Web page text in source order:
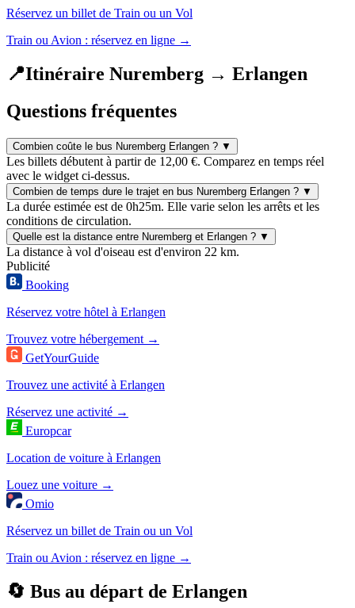
Réservez un billet de Train ou un Vol
Train ou Avion : réservez en ligne →
📍Itinéraire Nuremberg → Erlangen
Questions fréquentes
Combien coûte le bus Nuremberg Erlangen ? ▼
Les billets débutent à partir de 12,00 €. Comparez en temps réel
avec le widget ci-dessus.
Combien de temps dure le trajet en bus Nuremberg Erlangen ? ▼
La durée estimée est de 0h25m. Elle varie selon les arrêts et les
conditions de circulation.
Quelle est la distance entre Nuremberg et Erlangen ? ▼
La distance à vol d'oiseau est d'environ 22 km.
Publicité
Booking
Réservez votre hôtel à Erlangen
Trouvez votre hébergement →
GetYourGuide
Trouvez une activité à Erlangen
Réservez une activité →
Europcar
Location de voiture à Erlangen
Louez une voiture →
Omio
Réservez un billet de Train ou un Vol
Train ou Avion : réservez en ligne →
🔄 Bus au départ de Erlangen